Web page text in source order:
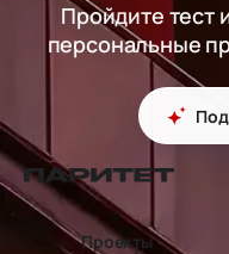
Пройдите тест
персональные
перейти на главную
Проекты